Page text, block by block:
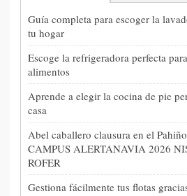
Guía completa para escoger la
tu hogar
Escoge la refrigeradora perfecta
alimentos
Aprende a elegir la cocina de pie
casa
Abel caballero clausura en el
CAMPUS ALERTANAVIA 2026
ROFER
Gestiona fácilmente tus flotas